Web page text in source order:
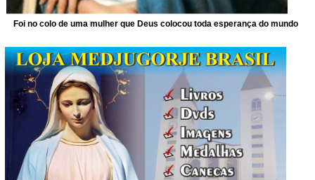
Foi no colo de uma mulher que Deus colocou toda esperança do mundo